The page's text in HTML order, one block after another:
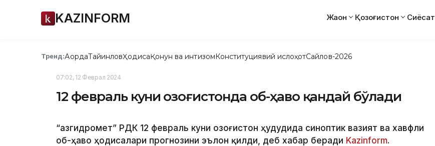
KAZINFORM Жаҳон Қозоғистон Сиёсат
Тренд:АқордаТайинловҲодисаҚонун ва интизомКонституциявий ислоҳотСайлов-2026
07:02, 12 Феврал 2024
12 февраль куни Қозоғистонда об-ҳаво қандай бўлади
“Қазгидромет” РДК 12 февраль куни Қозоғистон ҳудудида синоптик вазият ва хавфли
об-ҳаво ҳодисалари прогнозини эълон қилди, деб хабар беради Kazinform.